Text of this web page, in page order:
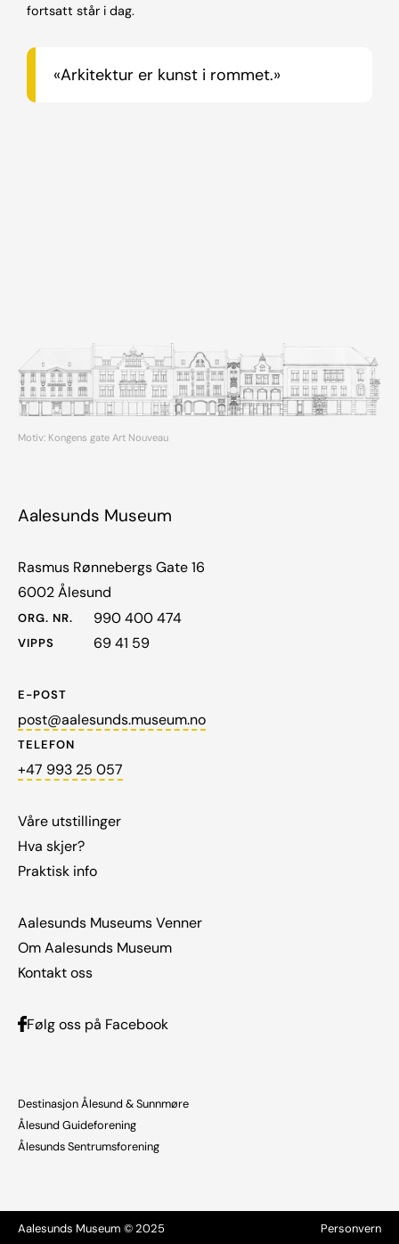
fortsatt står i dag.
«Arkitektur er kunst i rommet.»
Motiv: Kongens gate Art Nouveau
Aalesunds Museum
Rasmus Rønnebergs Gate 16
6002 Ålesund
ORG. NR. 990 400 474
VIPPS 69 41 59
E-POST
post@aalesunds.museum.no
TELEFON
+47 993 25 057
Våre utstillinger
Hva skjer?
Praktisk info
Aalesunds Museums Venner
Om Aalesunds Museum
Kontakt oss
Følg oss på Facebook
Destinasjon Ålesund & Sunnmøre
Ålesund Guideforening
Ålesunds Sentrumsforening
Aalesunds Museum © 2025 Personvern